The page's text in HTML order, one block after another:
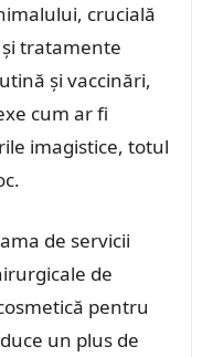
crucială
tratamente
și vaccinări,
cum ar fi
imagistice, totul
de servicii
de
pentru
un plus de